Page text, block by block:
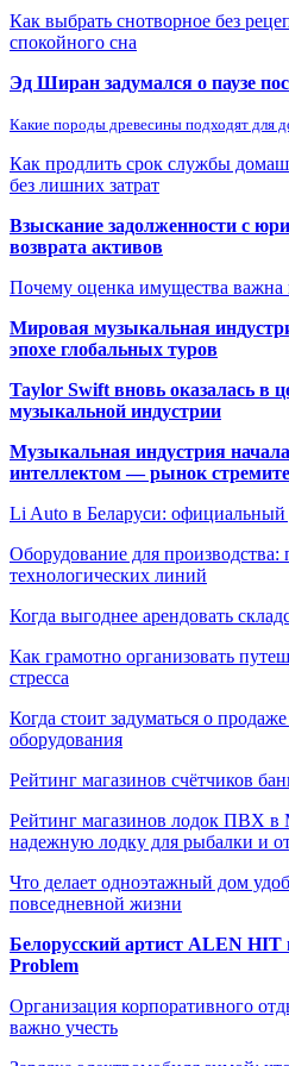
Как выбрать снотворное без
спокойного сна
Эд Ширан задумался о паузе
Какие породы древесины подходят для
Как продлить срок службы
без лишних затрат
Взыскание задолженности с
возврата активов
Почему оценка имущества важна
Мировая музыкальная
эпохе глобальных туров
Taylor Swift вновь оказалась в
музыкальной индустрии
Музыкальная индустрия
интеллектом — рынок
Li Auto в Беларуси: официальный
Оборудование для
технологических линий
Когда выгоднее арендовать
Как грамотно организовать
стресса
Когда стоит задуматься о
оборудования
Рейтинг магазинов счётчиков
Рейтинг магазинов лодок ПВХ в
надежную лодку для рыбалки и
Что делает одноэтажный дом
повседневной жизни
Белорусский артист ALEN HIT
Problem
Организация корпоративного
важно учесть